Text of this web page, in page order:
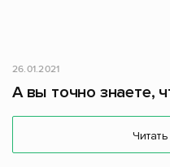
26.01.2021
А вы точно знаете,